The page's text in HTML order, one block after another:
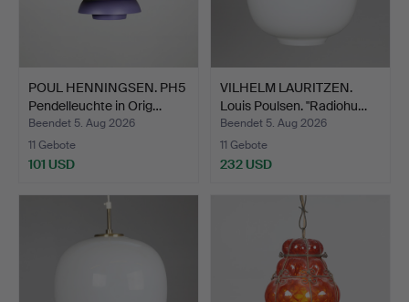
POUL HENNINGSEN. PH5
Pendelleuchte in Orig…
Beendet 5. Aug 2026
11 Gebote
101 USD
VILHELM LAURITZEN.
Louis Poulsen. "Radiohu…
Beendet 5. Aug 2026
11 Gebote
232 USD